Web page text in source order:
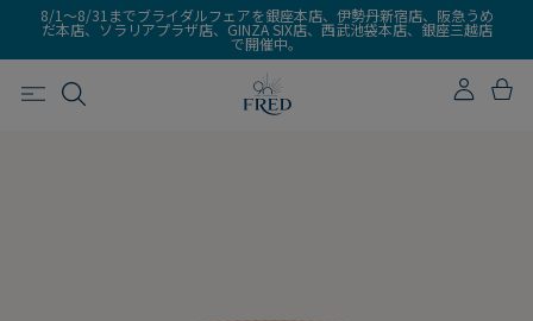
8/1～8/31までブライダルフェアを銀座本店、伊勢丹新宿店、阪急うめ
だ本店、ソラリアプラザ店、GINZA SIX店、西武池袋本店、銀座三越店
で開催中。